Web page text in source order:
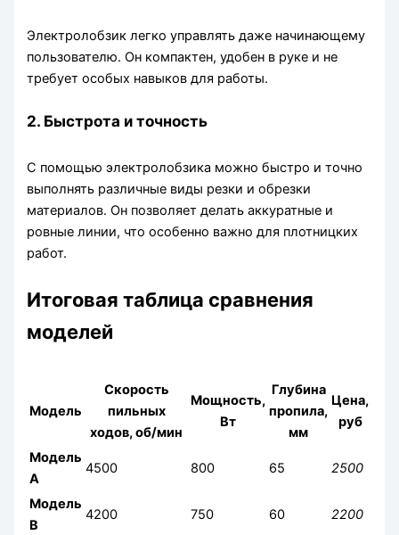
Электролобзик легко управлять даже начинающему
пользователю. Он компактен, удобен в руке и не
требует особых навыков для работы.
2. Быстрота и точность
С помощью электролобзика можно быстро и точно
выполнять различные виды резки и обрезки
материалов. Он позволяет делать аккуратные и
ровные линии, что особенно важно для плотницких
работ.
Итоговая таблица сравнения
моделей
Модель
Скорость
пильных
ходов, об/мин
Мощность,
Вт
Глубина
пропила,
мм
Цена,
руб
Модель
A
4500 800 65 2500
Модель
B
4200 750 60 2200